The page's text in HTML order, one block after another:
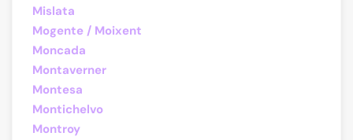
Mislata
Mogente / Moixent
Moncada
Montaverner
Montesa
Montichelvo
Montroy